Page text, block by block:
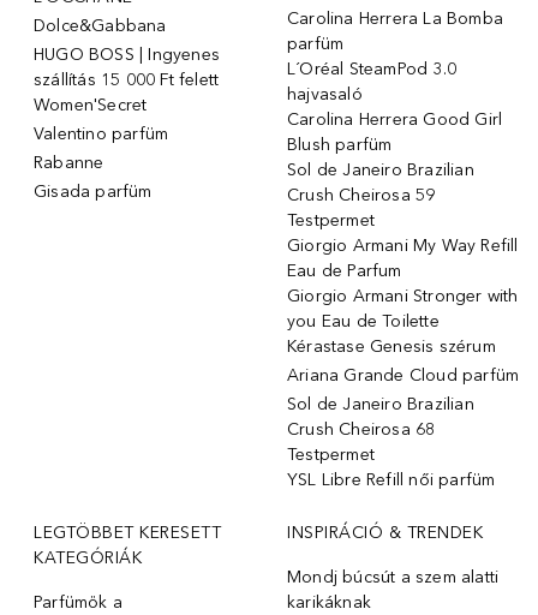
Dolce&Gabbana
HUGO BOSS | Ingyenes
szállítás 15 000 Ft felett
Women'Secret
Valentino parfüm
Rabanne
Gisada parfüm
Carolina Herrera La Bomba
parfüm
L´Oréal SteamPod 3.0
hajvasaló
Carolina Herrera Good Girl
Blush parfüm
Sol de Janeiro Brazilian
Crush Cheirosa 59
Testpermet
Giorgio Armani My Way Refill
Eau de Parfum
Giorgio Armani Stronger with
you Eau de Toilette
Kérastase Genesis szérum
Ariana Grande Cloud parfüm
Sol de Janeiro Brazilian
Crush Cheirosa 68
Testpermet
YSL Libre Refill női parfüm
LEGTÖBBET KERESETT
KATEGÓRIÁK
Parfümök ️a
INSPIRÁCIÓ & TRENDEK
Mondj búcsút a szem alatti
karikáknak